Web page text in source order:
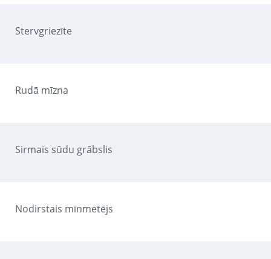
Stervgriezīte
Rudā mīzna
Sirmais sūdu grābslis
Nodirstais mīnmetējs